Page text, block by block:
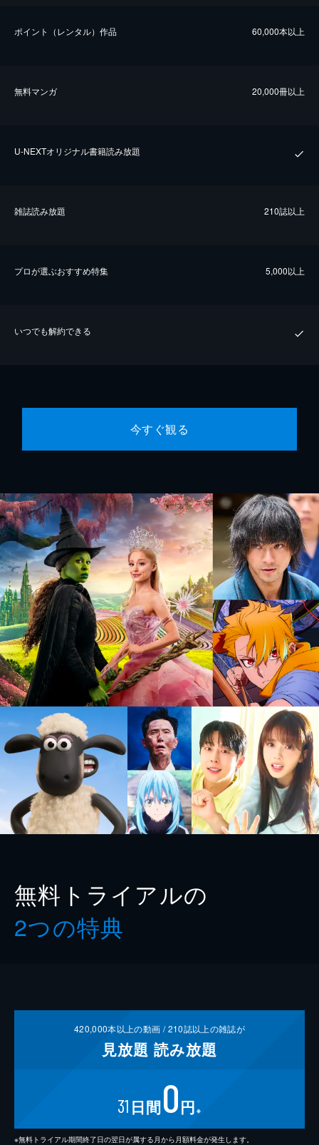
ポイント（レンタル）作品 60,000本以上
無料マンガ 20,000冊以上
U-NEXTオリジナル書籍読み放題
雑誌読み放題 210誌以上
プロが選ぶおすすめ特集 5,000以上
いつでも解約できる
今すぐ観る
無料トライアルの
2つの特典
420,000本以上の動画 /210誌以上の雑誌が
見放題 読み放題
31 日間0円 ※
※無料トライアル期間終了日の翌日が属する月から月額料金が発生します。